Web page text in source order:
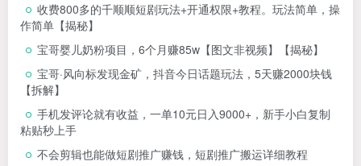
收费800多的千顺顺短剧玩法+开通权限+教程。玩法简单，操
作简单【揭秘】
宝哥婴儿奶粉项目，6个月赚85w【图文非视频】【揭秘】
宝哥·风向标发现金矿，抖音今日话题玩法，5天赚2000块钱
【拆解】
手机发评论就有收益，一单10元日入9000+，新手小白复制
粘贴秒上手
不会剪辑也能做短剧推广赚钱，短剧推广搬运详细教程